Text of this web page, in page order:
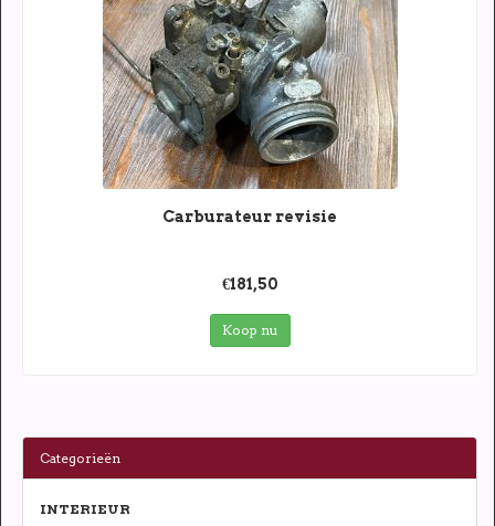
Carburateur revisie
€181,50
Koop nu
Categorieën
INTERIEUR